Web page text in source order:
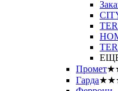
Промет
Гарда